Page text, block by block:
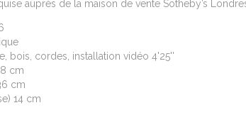
auprès de la maison de vente Sotheby’s
bois, cordes, installation vidéo 4'25''
cm
cm
14 cm